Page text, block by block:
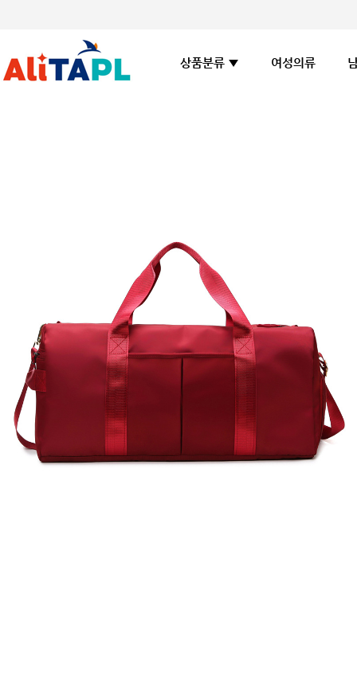
상품분류 ▼ 여성의류